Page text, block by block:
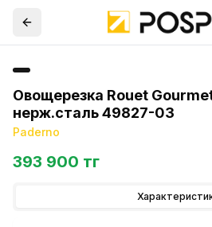
Овощерезка Rouet
нерж.сталь 49827-03
Paderno
393 900 тг